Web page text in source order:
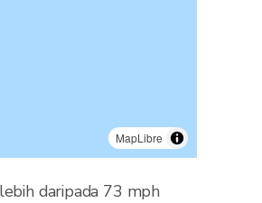
MapLibre
daripada 73 mph